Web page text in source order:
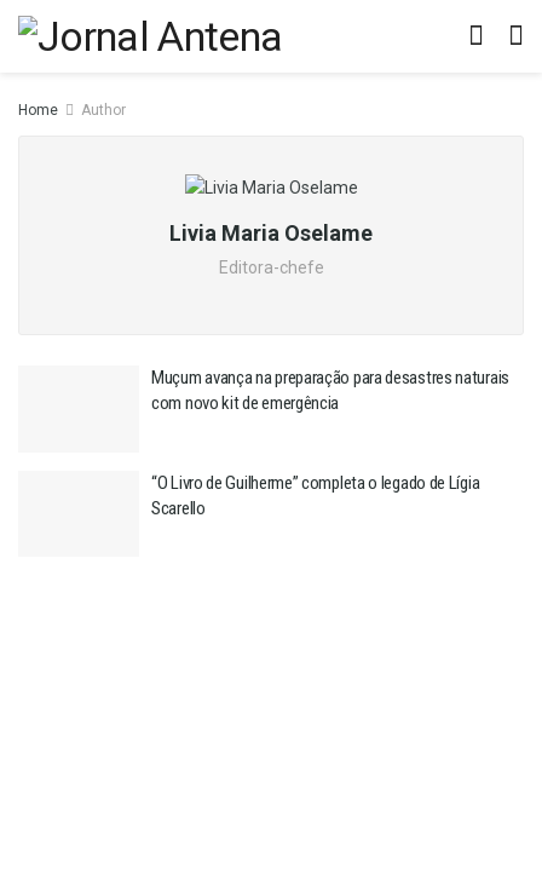
Home Author
Livia Maria Oselame
Editora-chefe
Muçum avança na preparação para desastres naturais
com novo kit de emergência
“O Livro de Guilherme” completa o legado de Lígia
Scarello